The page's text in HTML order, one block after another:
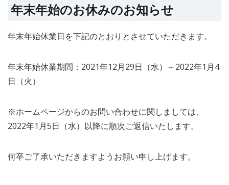
年末年始のお休みのお知らせ
年末年始休業日を下記のとおりとさせていただきます。
年末年始休業期間：2021年12月29日（水）～2022年1月4
日（火）
※ホームページからのお問い合わせに関しましては、
2022年1月5日（水）以降に順次ご返信いたします。
何卒ご了承いただきますようお願い申し上げます。